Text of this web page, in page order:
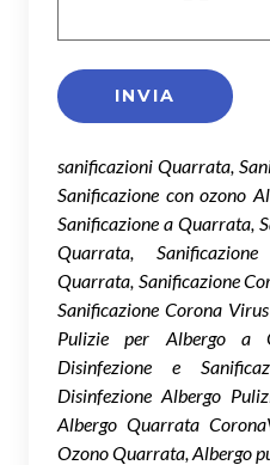
sanificazioni Quarrata,
Sanificazione con ozono
Sanificazione a Quarrata,
Quarrata,
Quarrata, Sanificazione
Sanificazione Corona
Pulizie per Albergo a
Disinfezione e
Disinfezione Albergo
Albergo Quarrata
Ozono Quarrata, Albergo